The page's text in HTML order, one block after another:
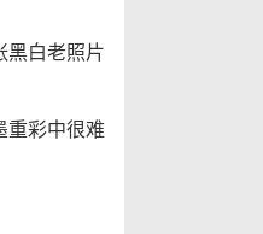
黑白老照片
重彩中很难